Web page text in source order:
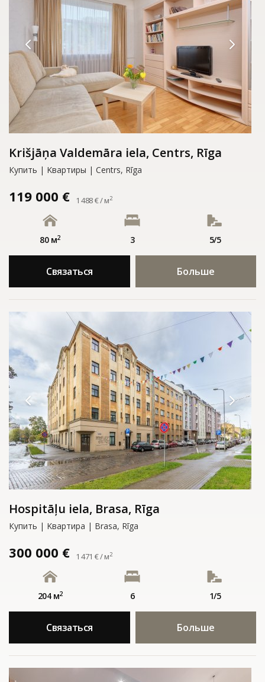
Krišjāņa Valdemāra iela, Centrs, Rīga
Купить | Kвартиры | Centrs, Rīga
119 000 € 1 488 € / м2
80 м2 3 5/5
Связаться Больше
Hospitāļu iela, Brasa, Rīga
Купить | Kвартирa | Brasa, Rīga
300 000 € 1 471 € / м2
204 м2 6 1/5
Связаться Больше